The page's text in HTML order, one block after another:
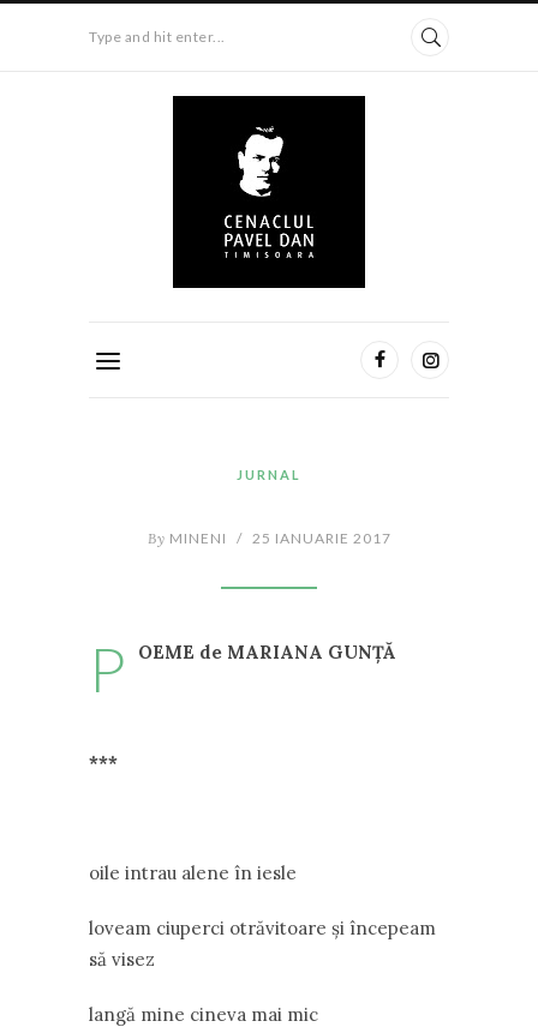
Type and hit enter...
JURNAL
By MINENI / 25 IANUARIE 2017
P OEME de MARIANA GUNȚĂ
***
oile intrau alene în iesle
loveam ciuperci otrăvitoare și începeam
să visez
langă mine cineva mai mic